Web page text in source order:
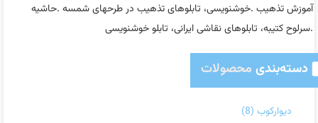
آموزش تذهیب .خوشنویسی، تابلوهای تذهیب در طرحهای شمسه .حاشیه
.سرلوح کتیبه، تابلوهای نقاشی ایرانی، تابلو خوشنویسی
دسته‌بندی محصولات
دیوارکوب (8)